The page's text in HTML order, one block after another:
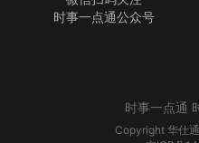
时事一点通公众号
时事一点通
Copyright 华仕